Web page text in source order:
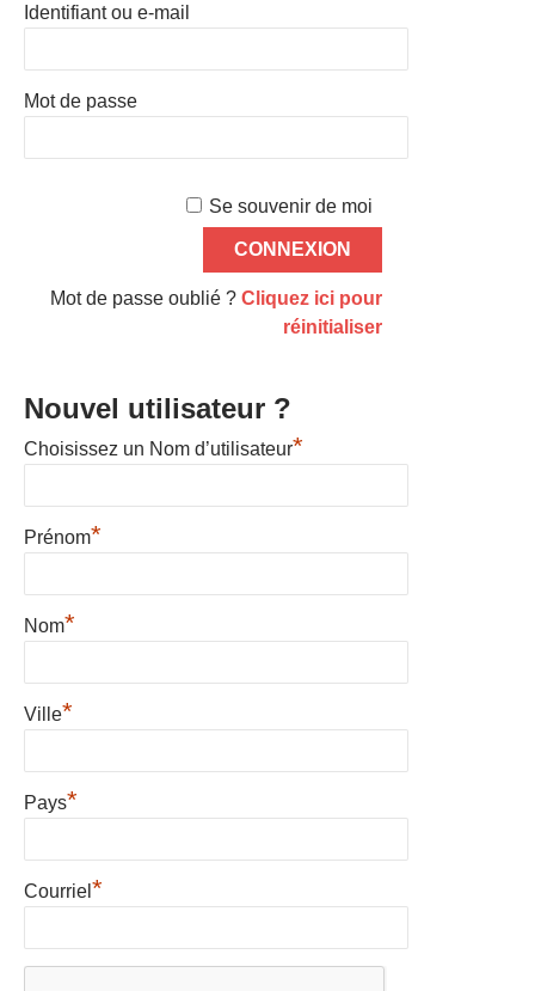
Identifiant ou e-mail
Mot de passe
Se souvenir de moi
Mot de passe oublié ? Cliquez ici pour
réinitialiser
Nouvel utilisateur ?
Choisissez un Nom d’utilisateur*
Prénom*
Nom*
Ville*
Pays*
Courriel *